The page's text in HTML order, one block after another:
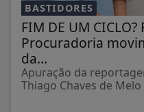
BASTIDORES
FIM DE UM
Procuradoria
da...
Apuração da
Thiago Chaves de